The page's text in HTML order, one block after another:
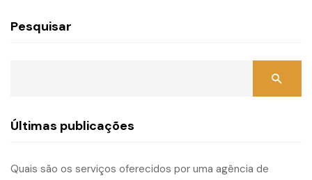
Pesquisar
Últimas publicações
Quais são os serviços oferecidos por uma agência de